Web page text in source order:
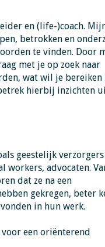
en (life-)coach.
betrokken en
te vinden. Door
met je op zoek naar
wat wil je bereiken
hierbij inzichten
geestelijk
advocaten.
dat ze na een
gekregen, beter
in hun werk.
een oriënterend